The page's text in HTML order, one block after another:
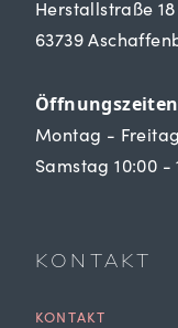
Herstallstraße 18
63739
Öffnungszeiten
Montag -
Samstag 10:00 -
KONTAKT
KONTAKT